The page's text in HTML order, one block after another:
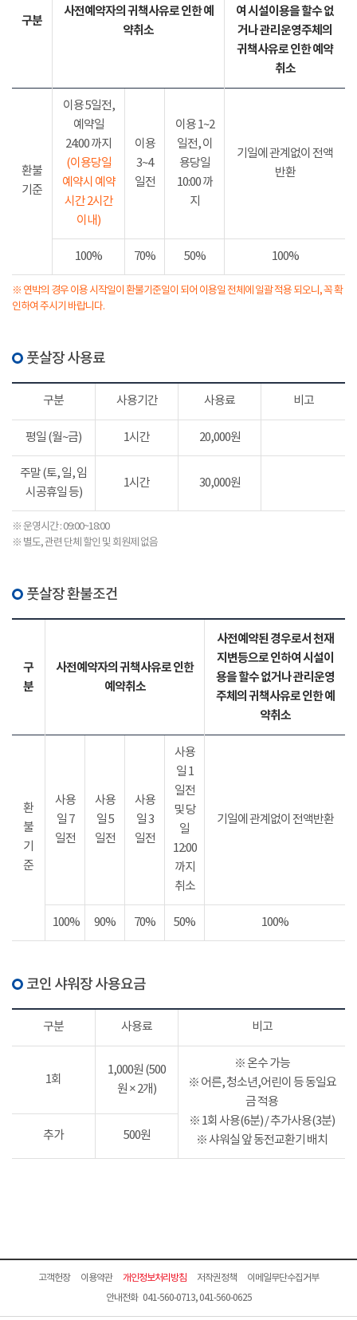
구분
사전예약자의 귀책사유로 인한 예
약취소
여 시설이용을 할수 없
거나 관리운영주체의
귀책사유로 인한 예약
취소
환불
기준
이용 5일전,
예약일
24:00 까지
(이용당일
예약시 예약
시간 2시간
이내)
이용
3~4
일전
이용 1~2
일전, 이
용당일
10:00 까
지
기일에 관계없이 전액
반환
100% 70% 50% 100%
※ 연박의 경우 이용 시작일이 환불기준일이 되어 이용일 전체에 일괄 적용 되오니, 꼭 확
인하여 주시기 바랍니다.
풋살장 사용료
구분 사용기간 사용료 비고
평일 (월~금) 1시간 20,000원
주말 (토, 일, 임
시공휴일 등)
1시간 30,000원
※ 운영시간 : 09:00~18:00
※ 별도, 관련 단체 할인 및 회원제 없음
풋살장 환불조건
구
분
사전예약자의 귀책사유로 인한
예약취소
사전예약된 경우로서 천재
지변등으로 인하여 시설이
용을 할수 없거나 관리운영
주체의 귀책사유로 인한 예
약취소
환
불
기
준
사용
일 7
일전
사용
일 5
일전
사용
일 3
일전
사용
일 1
일전
및 당
일
12:00
까지
취소
기일에 관계없이 전액반환
100% 90% 70% 50% 100%
코인 샤워장 사용요금
구분 사용료 비고
1회
1,000원 (500
원 × 2개)
※ 온수 가능
※ 어른, 청소년,어린이 등 동일요
금 적용
※ 1회 사용(6분) / 추가사용(3분)
※ 샤워실 앞 동전교환기 배치
추가 500원
고객헌장 이용약관 개인정보처리방침 저작권정책
이메일무단수집거부
안내전화 041-560-0713, 041-560-0625